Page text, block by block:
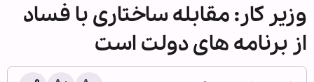
وزیر کار: مقابله ساختاری با فساد
از برنامه های دولت است